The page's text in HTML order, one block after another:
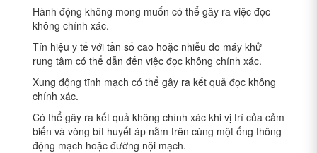
Hành động không mong muốn có thể gây ra việc đọc
không chính xác.
Tín hiệu y tế với tần số cao hoặc nhiễu do máy khử
rung tâm có thể dẫn đến việc đọc không chính xác.
Xung động tĩnh mạch có thể gây ra kết quả đọc không
chính xác.
Có thể gây ra kết quả không chính xác khi vị trí của cảm
biến và vòng bít huyết áp nằm trên cùng một ống thông
động mạch hoặc đường nội mạch.